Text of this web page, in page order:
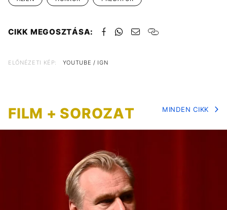
CIKK MEGOSZTÁSA:
ELŐNÉZETI KÉP: YOUTUBE / IGN
FILM + SOROZAT MINDEN CIKK